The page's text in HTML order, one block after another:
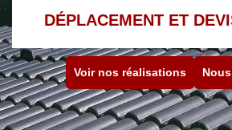
DÉPLACEMENT ET
Voir nos réalisations